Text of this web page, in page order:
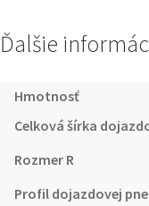
Ďalšie
Hmotnosť
Celková šírka
Rozmer R
Profil dojazdovej